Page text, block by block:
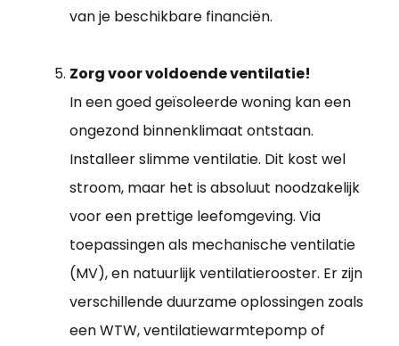
van je beschikbare financiën.
Zorg voor voldoende ventilatie!
In een goed geïsoleerde woning kan een
ongezond binnenklimaat ontstaan.
Installeer slimme ventilatie. Dit kost wel
stroom, maar het is absoluut noodzakelijk
voor een prettige leefomgeving. Via
toepassingen als mechanische ventilatie
(MV), en natuurlijk ventilatierooster. Er zijn
verschillende duurzame oplossingen zoals
een WTW, ventilatiewarmtepomp of